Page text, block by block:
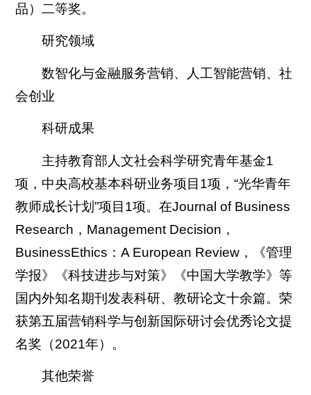
品）二等奖。
研究领域
数智化与金融服务营销、人工智能营销、社
会创业
科研成果
主持教育部人文社会科学研究青年基金1
项，中央高校基本科研业务项目1项，“光华青年
教师成长计划”项目1项。在Journal of Business
Research，Management Decision，
BusinessEthics：A European Review，《管理
学报》《科技进步与对策》《中国大学教学》等
国内外知名期刊发表科研、教研论文十余篇。荣
获第五届营销科学与创新国际研讨会优秀论文提
名奖（2021年）。
其他荣誉